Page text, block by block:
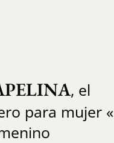
, el
para mujer «